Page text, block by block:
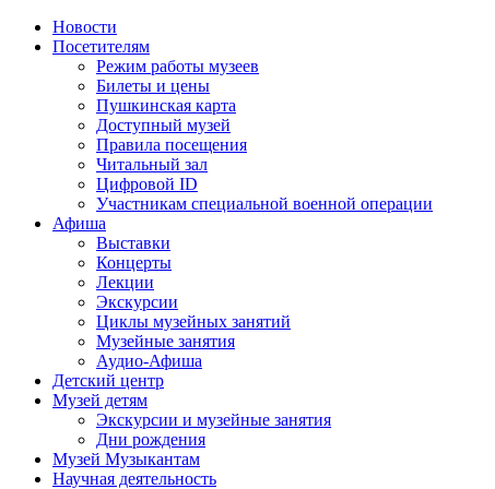
Новости
Посетителям
Режим работы музеев
Билеты и цены
Пушкинская карта
Доступный музей
Правила посещения
Читальный зал
Цифровой ID
Участникам специальной военной операции
Афиша
Выставки
Концерты
Лекции
Экскурсии
Циклы музейных занятий
Музейные занятия
Аудио-Афиша
Детский центр
Музей детям
Экскурсии и музейные занятия
Дни рождения
Музей Музыкантам
Научная деятельность